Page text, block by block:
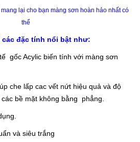
lại cho bạn màng sơn hoàn hảo nhất có
thể
đặc tính nổi bật như:
gốc Acylic biến tính với màng sơn
che lấp cac vết nứt hiệu quả và độ
bề mặt không bằng phẳng.
và siêu trắng